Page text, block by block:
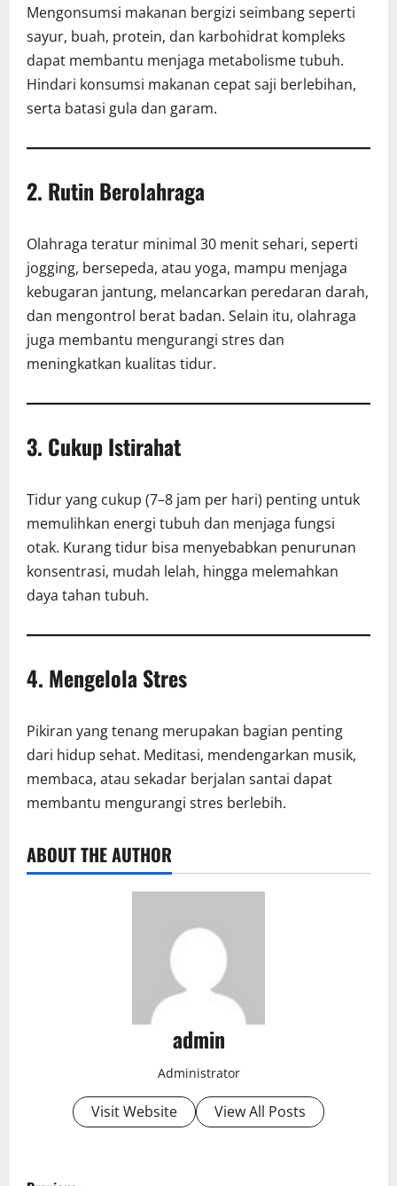
Mengonsumsi makanan bergizi seimbang seperti
sayur, buah, protein, dan karbohidrat kompleks
dapat membantu menjaga metabolisme tubuh.
Hindari konsumsi makanan cepat saji berlebihan,
serta batasi gula dan garam.
2. Rutin Berolahraga
Olahraga teratur minimal 30 menit sehari, seperti
jogging, bersepeda, atau yoga, mampu menjaga
kebugaran jantung, melancarkan peredaran darah,
dan mengontrol berat badan. Selain itu, olahraga
juga membantu mengurangi stres dan
meningkatkan kualitas tidur.
3. Cukup Istirahat
Tidur yang cukup (7–8 jam per hari) penting untuk
memulihkan energi tubuh dan menjaga fungsi
otak. Kurang tidur bisa menyebabkan penurunan
konsentrasi, mudah lelah, hingga melemahkan
daya tahan tubuh.
4. Mengelola Stres
Pikiran yang tenang merupakan bagian penting
dari hidup sehat. Meditasi, mendengarkan musik,
membaca, atau sekadar berjalan santai dapat
membantu mengurangi stres berlebih.
ABOUT THE AUTHOR
admin
Administrator
Visit Website View All Posts